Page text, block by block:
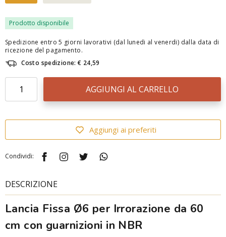
Prodotto disponibile
Spedizione entro 5 giorni lavorativi (dal lunedi al venerdi) dalla data di
ricezione del pagamento.
Costo spedizione: € 24,59
AGGIUNGI AL CARRELLO
Aggiungi ai preferiti
Condividi:
DESCRIZIONE
Lancia Fissa Ø6 per Irrorazione da 60
cm con guarnizioni in NBR